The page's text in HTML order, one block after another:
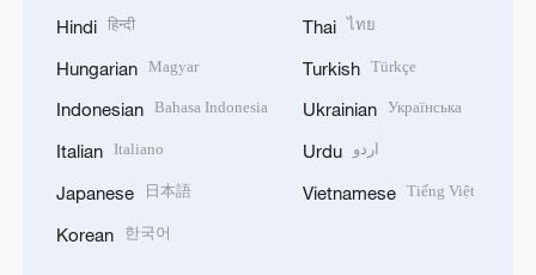
Hindi हिन्दी
Hungarian Magyar
Indonesian Bahasa Indonesia
Italian Italiano
Japanese 日本語
Korean 한국어
Thai ไทย
Turkish Türkçe
Ukrainian Українська
Urdu اردو
Vietnamese Tiếng Việt